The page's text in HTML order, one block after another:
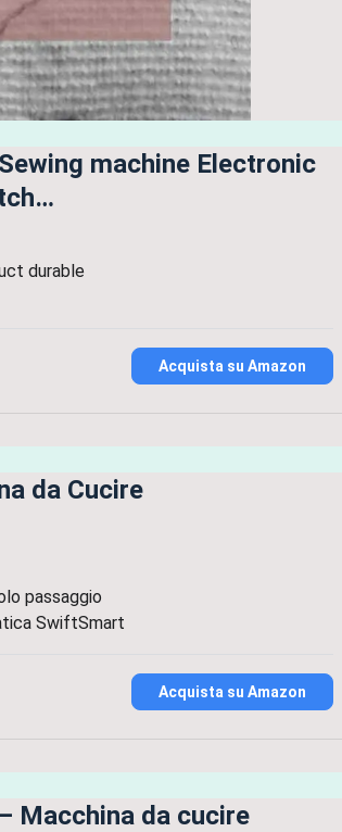
machine Electronic
durable
Acquista su Amazon
da Cucire
passaggio
SwiftSmart
Acquista su Amazon
Macchina da cucire